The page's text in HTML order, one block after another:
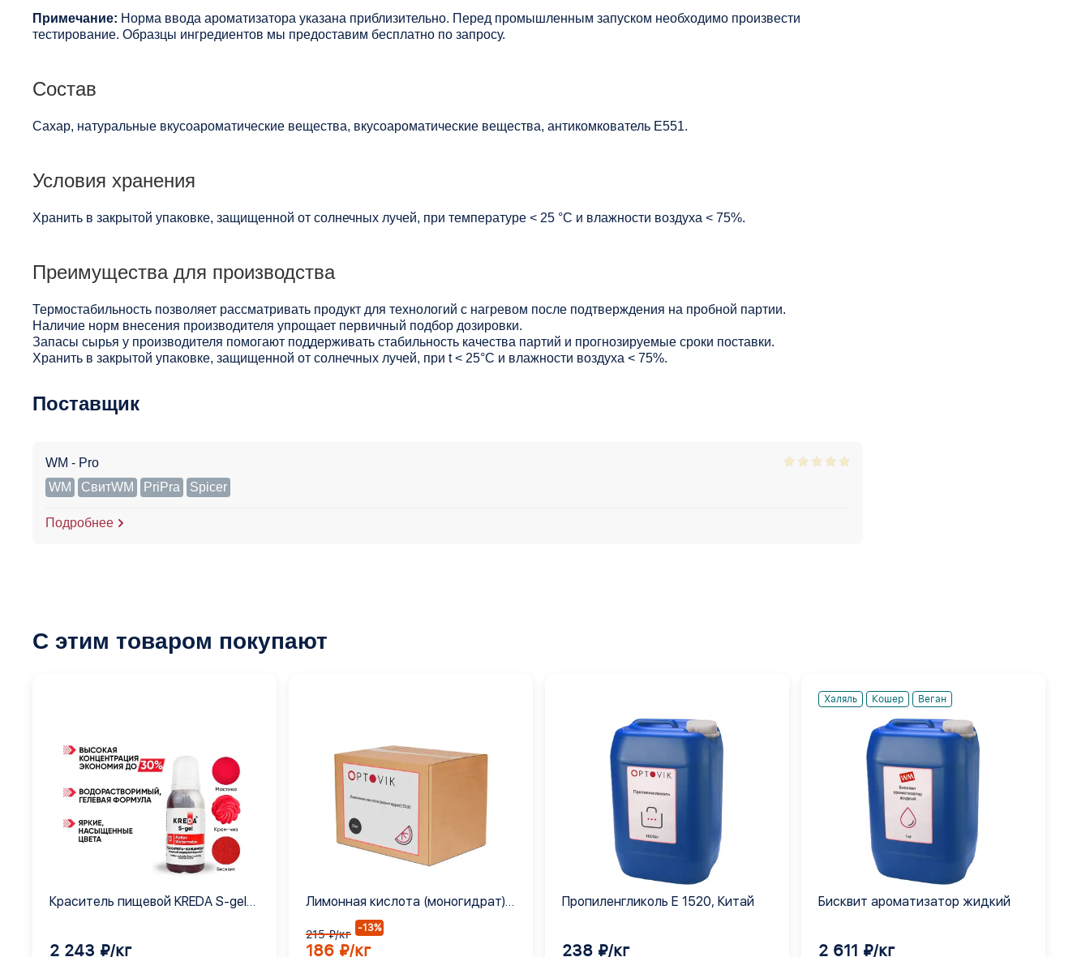
Примечание: Норма ввода ароматизатора указана приблизительно. Перед промышленным запуском необходимо произвести
тестирование. Образцы ингредиентов мы предоставим бесплатно по запросу.
Состав
Сахар, натуральные вкусоароматические вещества, вкусоароматические вещества, антикомкователь Е551.
Условия хранения
Хранить в закрытой упаковке, защищенной от солнечных лучей, при температуре < 25 °C и влажности воздуха < 75%.
Преимущества для производства
Термостабильность позволяет рассматривать продукт для технологий с нагревом после подтверждения на пробной партии.
Наличие норм внесения производителя упрощает первичный подбор дозировки.
Запасы сырья у производителя помогают поддерживать стабильность качества партий и прогнозируемые сроки поставки.
Хранить в закрытой упаковке, защищенной от солнечных лучей, при t < 25°С и влажности воздуха < 75%.
Поставщик
WM - Pro
WM
СвитWM PriPra Spicer
Подробнее
С этим товаром покупают
Краситель пищевой KREDA S-gel
2 243 ₽/кг
Лимонная кислота (моногидрат)
215 ₽/кг -13%
186 ₽/кг
Пропиленгликоль Е 1520, Китай
238 ₽/кг
Халяль Кошер Веган
Бисквит ароматизатор жидкий
2 611 ₽/кг